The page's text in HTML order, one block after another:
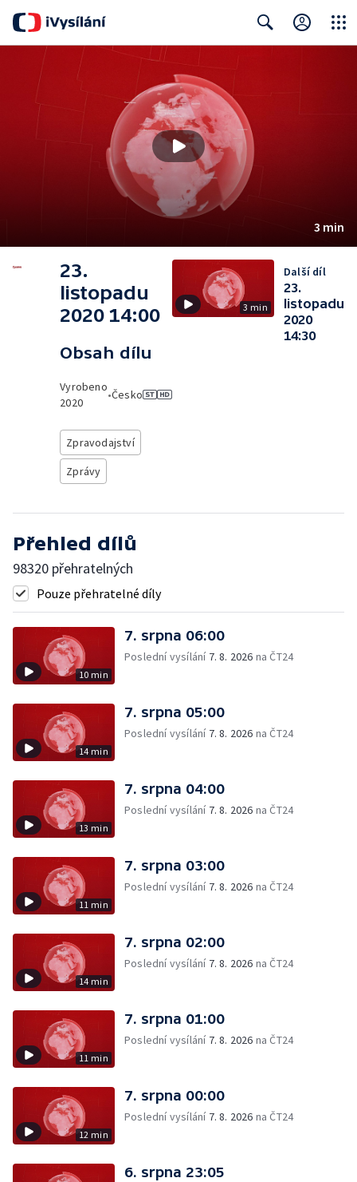
3 min
23.
listopadu
2020 14:00
Obsah dílu
Vyrobeno
2020
•Česko
Zpravodajství
Zprávy
3 min
Další díl
23.
listopadu
2020
14:30
Přehled dílů
98320 přehratelných
Pouze přehratelné díly
10 min
7. srpna 06:00
Poslední vysílání 7. 8. 2026 na ČT24
14 min
7. srpna 05:00
Poslední vysílání 7. 8. 2026 na ČT24
13 min
7. srpna 04:00
Poslední vysílání 7. 8. 2026 na ČT24
11 min
7. srpna 03:00
Poslední vysílání 7. 8. 2026 na ČT24
14 min
7. srpna 02:00
Poslední vysílání 7. 8. 2026 na ČT24
11 min
7. srpna 01:00
Poslední vysílání 7. 8. 2026 na ČT24
12 min
7. srpna 00:00
Poslední vysílání 7. 8. 2026 na ČT24
6. srpna 23:05